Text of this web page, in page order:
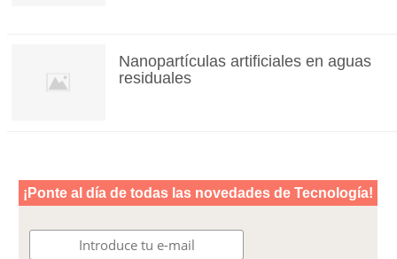
Nanopartículas artificiales en aguas
residuales